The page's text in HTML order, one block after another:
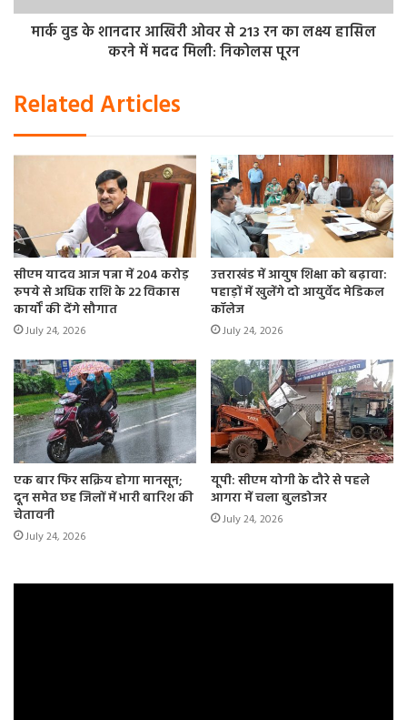
जांच में पता चला की अतीक अहमद और उसके भाई अशरफ ने साजिश
रच कर डबल मर्डर करा कर अपने विरोधी कम्मो और जाबिर को उसमें
मार्क वुड के शानदार आखिरी ओवर से 213 रन का लक्ष्य हासिल
करने में मदद मिली: निकोलस पूरन
Related Articles
सीएम यादव आज पन्ना में 204 करोड़
रुपये से अधिक राशि के 22 विकास
कार्यों की देंगे सौगात
July 24, 2026
उत्तराखंड में आयुष शिक्षा को बढ़ावा:
पहाड़ों में खुलेंगे दो आयुर्वेद मेडिकल
कॉलेज
July 24, 2026
एक बार फिर सक्रिय होगा मानसून;
दून समेत छह जिलों में भारी बारिश की
चेतावनी
July 24, 2026
यूपी: सीएम योगी के दौरे से पहले
आगरा में चला बुलडोजर
July 24, 2026